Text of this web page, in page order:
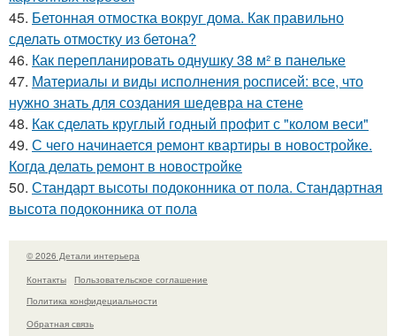
45. Бетонная отмостка вокруг дома. Как правильно
сделать отмостку из бетона?
46. Как перепланировать однушку 38 м² в панельке
47. Материалы и виды исполнения росписей: все, что
нужно знать для создания шедевра на стене
48. Как сделать круглый годный профит с "колом веси"
49. С чего начинается ремонт квартиры в новостройке.
Когда делать ремонт в новостройке
50. Стандарт высоты подоконника от пола. Стандартная
высота подоконника от пола
© 2026 Детали интерьера
Контакты
Пользовательское соглашение
Политика конфидециальности
Обратная связь